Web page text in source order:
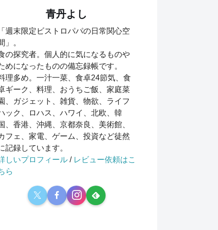
青丹よし
週末限定ビストロパパの日常関心空
」。
の探究者。個人的に気になるものや
めになったものの備忘録帳です。
理多め。一汁一菜、食卓24節気、食
ギーク、料理、おうちご飯、家庭菜
、ガジェット、雑貨、物欲、ライフ
ック、ロハス、ハワイ、北欧、韓
、香港、沖縄、京都奈良、美術館、
フェ、家電、ゲーム、投資など徒然
記録しています。
しいプロフィール / レビュー依頼はこ
ら